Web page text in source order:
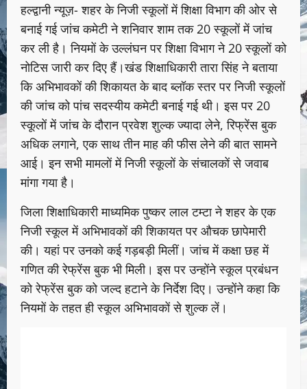
हल्द्वानी न्यूज़- शहर के निजी स्कूलों में शिक्षा विभाग की ओर से
बनाई गई जांच कमेटी ने शनिवार शाम तक 20 स्कूलों में जांच
कर ली है। नियमों के उल्लंघन पर शिक्षा विभाग ने 20 स्कूलों को
नोटिस जारी कर दिए हैं।खंड शिक्षाधिकारी तारा सिंह ने बताया
कि अभिभावकों की शिकायत के बाद ब्लॉक स्तर पर निजी स्कूलों
की जांच को पांच सदस्यीय कमेटी बनाई गई थी। इस पर 20
स्कूलों में जांच के दौरान प्रवेश शुल्क ज्यादा लेने, रिफ्रेंस बुक
अधिक लगाने, एक साथ तीन माह की फीस लेने की बात सामने
आई। इन सभी मामलों में निजी स्कूलों के संचालकों से जवाब
मांगा गया है।
जिला शिक्षाधिकारी माध्यमिक पुष्कर लाल टम्टा ने शहर के एक
निजी स्कूल में अभिभावकों की शिकायत पर औचक छापेमारी
की। यहां पर उनको कई गड़बड़ी मिलीं। जांच में कक्षा छह में
गणित की रेफ्रेंस बुक भी मिली। इस पर उन्होंने स्कूल प्रबंधन
को रेफ्रेंस बुक को जल्द हटाने के निर्देश दिए। उन्होंने कहा कि
नियमों के तहत ही स्कूल अभिभावकों से शुल्क लें।